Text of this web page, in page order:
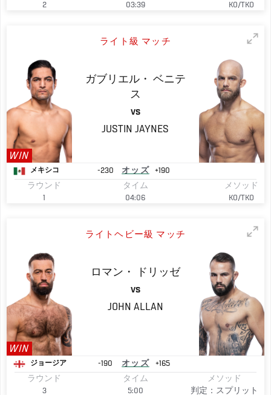
2
03:39
KO/TKO
ライト級 マッチ
WIN
ガブリエル・
ベニテ
ス
VS
JUSTIN JAYNES
メキシコ -230 オッズ
+190
ラウンド
1
タイム
04:06
メソッド
KO/TKO
ライトヘビー級 マッチ
WIN
ロマン・ ドリッゼ
VS
JOHN ALLAN
ジョージア -190 オッズ
+165
ラウンド
3
タイム
5:00
メソッド
判定：スプリット